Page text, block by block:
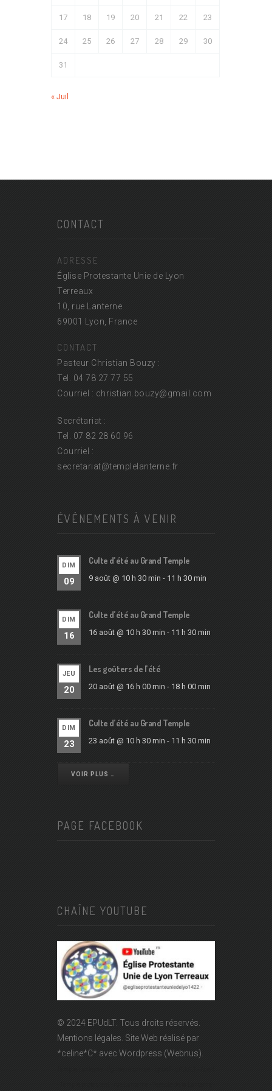
17 18 19 20 21 22 23
24 25 26 27 28 29 30
31
« Juil
CONTACT
ADRESSE
Église Protestante Unie de Lyon
Terreaux
10, rue Lanterne
69001 Lyon, France
CONTACT
Pasteur Christian Bouzy :
Tel. 04 78 27 77 55
Courriel : christian.bouzy@gmail.com
Secrétariat :
Tel. 07 82 28 60 96
Courriel :
secretariat@templelanterne.fr
ÉVÉNEMENTS À VENIR
DIM
09
Culte d’été au Grand Temple
9 août @ 10 h 30 min - 11 h 30 min
DIM
16
Culte d’été au Grand Temple
16 août @ 10 h 30 min - 11 h 30 min
JEU
20
Les goûters de l’été
20 août @ 16 h 00 min - 18 h 00 min
DIM
23
Culte d’été au Grand Temple
23 août @ 10 h 30 min - 11 h 30 min
VOIR PLUS …
PAGE FACEBOOK
CHAÎNE YOUTUBE
© 2024 EPUdLT. Tous droits réservés.
Mentions légales. Site Web réalisé par
*celine*C* avec Wordpress (Webnus).